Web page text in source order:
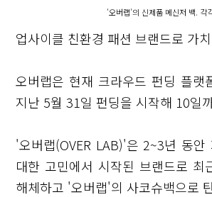
'오버랩'의 신제품 메신저 백. 각
업사이클 친환경 패션 브랜드로 가
오버랩은 현재 크라우드 펀딩 플
지난 5월 31일 펀딩을 시작해 10일
'오버랩(OVER LAB)'은 2~3년 동
대한 고민에서 시작된 브랜드로
해체하고 '오버랩'의 사코슈백으로